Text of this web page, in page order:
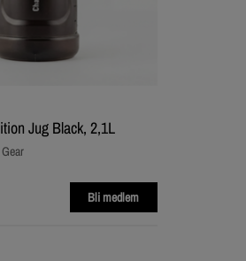
Jug Black, 2,1L
Bli medlem